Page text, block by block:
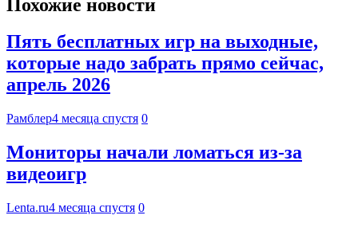
Похожие новости
Пять бесплатных игр на выходные,
которые надо забрать прямо сейчас,
апрель 2026
Рамблер4 месяца спустя 0
Мониторы начали ломаться из-за
видеоигр
Lenta.ru4 месяца спустя 0